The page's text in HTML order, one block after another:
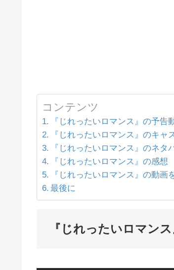
コンテンツ
『じれったいロマンス』の予告
『じれったいロマンス』のキ
『じれったいロマンス』のネタ
『じれったいロマンス』の感想
『じれったいロマンス』の動画
最後に
『じれったいロマン